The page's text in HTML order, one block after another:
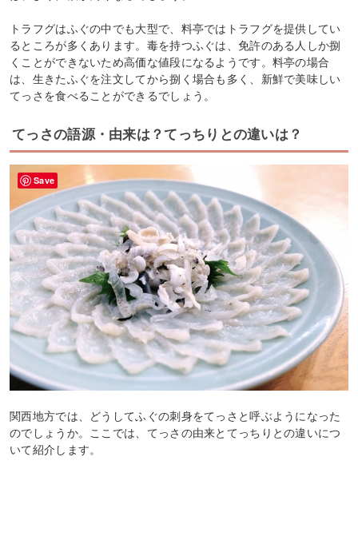
トラフグはふぐの中でも大型で、料亭ではトラフグを提供してい
るところが多くあります。毒を持つふぐは、免許のある人しか捌
くことができないため高価な値段になるようです。料亭の場合
は、生きたふぐを注文してから捌く場合も多く、新鮮で美味しい
てっさを食べることができるでしょう。
てっさの語源・由来は？てっちりとの違いは？
関西地方では、どうしてふぐの刺身をてっさと呼ぶようになった
のでしょうか。ここでは、てっさの由来とてっちりとの違いにつ
いて紹介します。
Save